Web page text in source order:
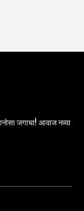
जगाचा! आवाज नव्या